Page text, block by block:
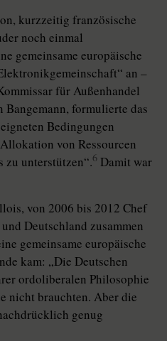
kurzzeitig französische
noch einmal
gemeinsame europäische
an –
für Außenhandel
formulierte das
Bedingungen
von Ressourcen
unterstützen“.6 Damit war
von 2006 bis 2012 Chef
Deutschland zusammen
gemeinsame europäische
kam: „Die Deutschen
ordoliberalen Philosophie
nicht brauchten. Aber die
genug